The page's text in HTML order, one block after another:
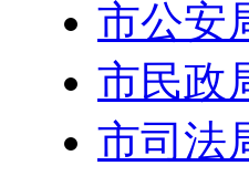
市公安
市民政
市司法